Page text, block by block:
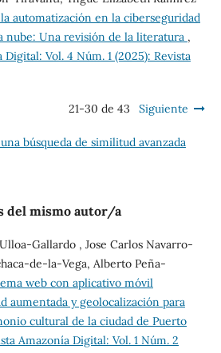
automatización en la ciberseguridad
nube: Una revisión de la literatura ,
Digital: Vol. 4 Núm. 1 (2025): Revista
21-30 de 43 Siguiente
búsqueda de similitud avanzada
del mismo autor/a
Gallardo , Jose Carlos Navarro-
de-la-Vega, Alberto Peña-
web con aplicativo móvil
aumentada y geolocalización para
cultural de la ciudad de Puerto
Amazonía Digital: Vol. 1 Núm. 2